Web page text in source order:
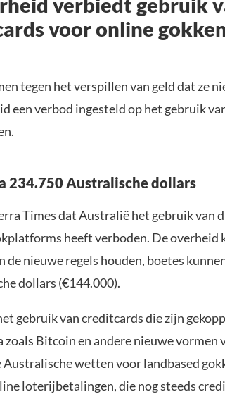
voor online
tegen het verspillen van geld dat ze
een verbod ingesteld op het gebruik
234.750 Australische dollars
Times dat Australië het gebruik van
heeft verboden. De overheid
de nieuwe regels houden, boetes
dollars (€144.000).
gebruik van creditcards die zijn
Bitcoin en andere nieuwe vormen
wetten voor landbased
loterijbetalingen, die nog steeds